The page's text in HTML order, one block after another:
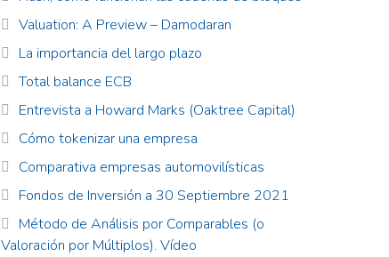
Valuation: A Preview – Damodaran
La importancia del largo plazo
Total balance ECB
Entrevista a Howard Marks (Oaktree Capital)
Cómo tokenizar una empresa
Comparativa empresas automovilísticas
Fondos de Inversión a 30 Septiembre 2021
Método de Análisis por Comparables (o
Valoración por Múltiplos). Vídeo